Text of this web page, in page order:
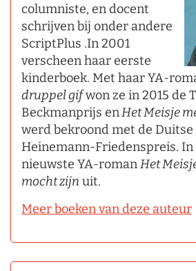
columniste, en docent
schrijven bij onder andere
ScriptPlus .In 2001
verscheen haar eerste
kinderboek. Met haar YA-
druppel gifwon ze in 2015 de
Beckmanprijs enHet Meisje
werd bekroond met de Duitse
Heinemann-Friedenspreis.
nieuwste YA-romanHet
mocht zijn uit.
Meer boeken van deze auteur